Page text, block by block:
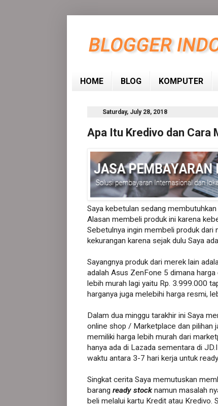
HOME BLOG KOMPUTER
Saturday, July 28, 2018
Apa Itu Kredivo dan Cara
Saya kebetulan sedang
Alasan membeli produk ini karena
Sebetulnya ingin membeli produk dari
kekurangan karena sejak dulu Saya
Sayangnya produk dari merek lain
adalah Asus ZenFone 5 dimana
lebih murah lagi yaitu Rp. 3.999.000
harganya juga melebihi harga resmi,
Dalam dua minggu tarakhir ini Saya
online shop / Marketplace dan pilihan
memiliki harga lebih murah dari
hanya ada di Lazada sementara di
waktu antara 3-7 hari kerja untuk
Singkat cerita Saya memutuskan
barang ready stocknamun masalah
beli melalui kartu Kredit atau Kredivo.